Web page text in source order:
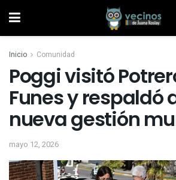
Inicio Comunidad
Poggi visitó
Funes y respaldó
nueva gestión
mayo 12, 2026